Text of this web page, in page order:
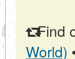
Find
World)